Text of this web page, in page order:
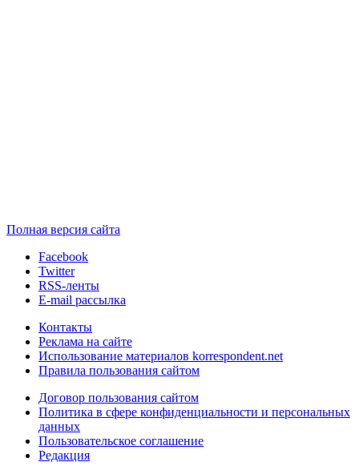
Полная версия сайта
Facebook
Twitter
RSS-ленты
E-mail рассылка
Контакты
Реклама на сайте
Использование материалов korrespondent.net
Правила пользования сайтом
Договор пользования сайтом
Политика в сфере конфиденциальности и персональных
данных
Пользовательское соглашение
Редакция